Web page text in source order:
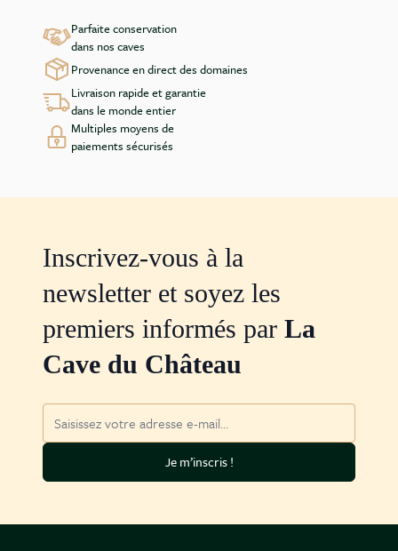
Parfaite conservation
dans nos caves
Provenance en direct des domaines
Livraison rapide et garantie
dans le monde entier
Multiples moyens de
paiements sécurisés
Inscrivez-vous à la
newsletter et soyez les
premiers informés par La
Cave du Château
Je m’inscris !